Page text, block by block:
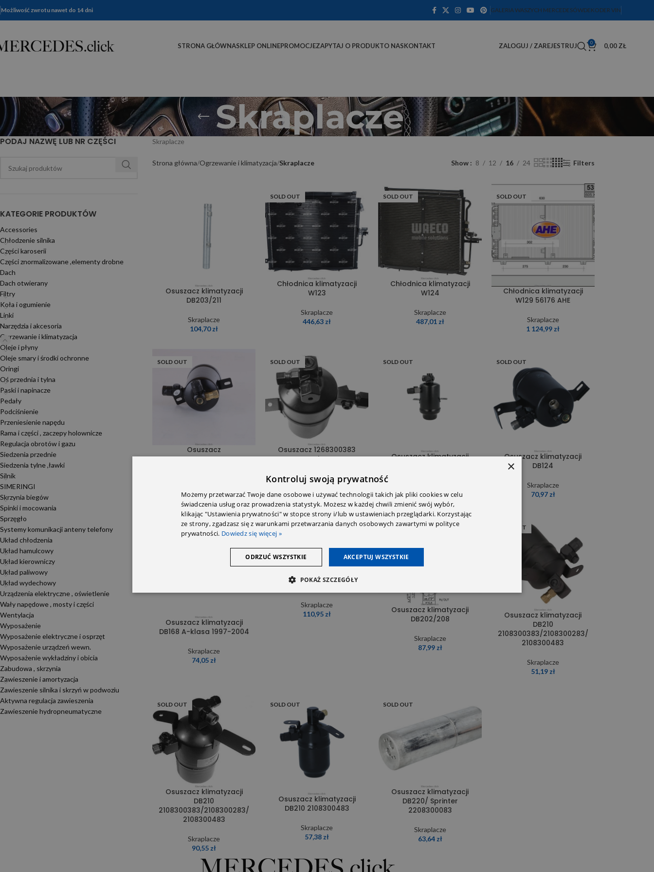
Możliwość zwrotu nawet do 14 dni GALERIA WASZYCH MERCEDESÓWDEKODER VIN
STRONA GŁÓWNASKLEP ONLINEPROMOCJEZAPYTAJ O PRODUKTO NASKONTAKT ZALOGUJ / ZAREJESTRUJ 0 0,00 ZŁ
Skraplacze
PODAJ NAZWĘ LUB NR CZĘŚCI
KATEGORIE PRODUKTÓW
Accessories
Chłodzenie silnika
Części karoserii
Części znormalizowane ,elementy drobne
Dach
Dach otwierany
Filtry
Koła i ogumienie
Linki
Narzędzia i akcesoria
Ogrzewanie i klimatyzacja
Oleje i płyny
Oleje smary i środki ochronne
Oringi
Oś przednia i tylna
Paski i napinacze
Pedały
Podciśnienie
Przeniesienie napędu
Rama i części , zaczepy holownicze
Regulacja obrotów i gazu
Siedzenia przednie
Siedzenia tylne ,ławki
Silnik
SIMERINGI
Skrzynia biegów
Spinki i mocowania
Sprzęgło
Systemy komunikacji anteny telefony
Układ chłodzenia
Układ hamulcowy
Układ kierowniczy
Układ paliwowy
Układ wydechowy
Urządzenia elektryczne , oświetlenie
Wały napędowe , mosty i części
Wentylacja
Wyposażenie
Wyposażenie elektryczne i osprzęt
Wyposażenie urządzeń wewn.
Wyposażenie wykładziny i obicia
Zabudowa , skrzynia
Zawieszenie i amortyzacja
Zawieszenie silnika i skrzyń w podwoziu
Aktywna regulacja zawieszenia
Zawieszenie hydropneumatyczne
Skraplacze
Strona główna Ogrzewanie i klimatyzacja Skraplacze Show 8 12 16 24 Filters
Osuszacz klimatyzacji
DB203/211
Skraplacze
104,70zł
SOLD OUT
Chłodnica klimatyzacji
W123
Skraplacze
446,63zł
SOLD OUT
Chłodnica klimatyzacji
W124
Skraplacze
487,01zł
SOLD OUT
Chłodnica klimatyzacji
W129 56176 AHE
Skraplacze
1 124,99 zł
SOLD OUT
Osuszacz
SOLD OUT
Osuszacz 1268300383
Behr
Skraplacze
SOLD OUT
Osuszacz klimatyzacji
102,07zł
SOLD OUT
Osuszacz klimatyzacji
DB124
Skraplacze
70,97zł
SOLD OUT
Osuszacz klimatyzacji
DB168 A-klasa 1997-2004
Skraplacze
74,05 zł
SOLD OUT
Osuszacz klimatyzacji
DB169 1698300083
Skraplacze
110,95 zł
SOLD OUT
Osuszacz klimatyzacji
DB202/208
Skraplacze
87,99 zł
SOLD OUT
Osuszacz klimatyzacji
DB210
2108300383/2108300283/
2108300483
Skraplacze
51,19 zł
SOLD OUT
Osuszacz klimatyzacji
DB210
2108300383/2108300283/
2108300483
Skraplacze
90,55 zł
SOLD OUT
Osuszacz klimatyzacji
DB210 2108300483
Skraplacze
57,38 zł
SOLD OUT
Osuszacz klimatyzacji
DB220/ Sprinter
2208300083
Skraplacze
63,64 zł
×
Kontroluj swoją prywatność
Możemy przetwarzać Twoje dane osobowe i używać technologii takich jak pliki cookies w celu
świadczenia usług oraz prowadzenia statystyk. Możesz w każdej chwili zmienić swój wybór,
klikając "Ustawienia prywatności" w stopce strony i/lub w ustawieniach przeglądarki. Korzystając
ze strony, zgadzasz się z warunkami przetwarzania danych osobowych zawartymi w polityce
prywatności. Dowiedz się więcej »
AKCEPTUJ WSZYSTKIE
ODRZUĆ WSZYSTKIE
POKAŻ SZCZEGÓŁY